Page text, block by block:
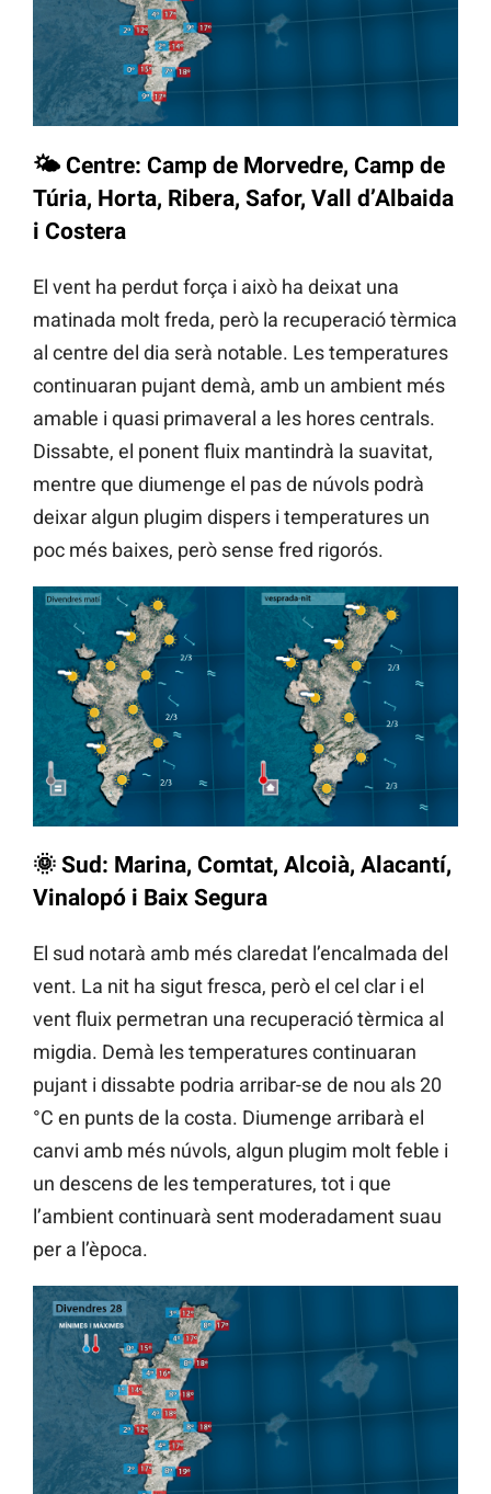
🌤️ Centre: Camp de Morvedre, Camp de
Túria, Horta, Ribera, Safor, Vall d’Albaida
i Costera
El vent ha perdut força i això ha deixat una
matinada molt freda, però la recuperació tèrmica
al centre del dia serà notable. Les temperatures
continuaran pujant demà, amb un ambient més
amable i quasi primaveral a les hores centrals.
Dissabte, el ponent fluix mantindrà la suavitat,
mentre que diumenge el pas de núvols podrà
deixar algun plugim dispers i temperatures un
poc més baixes, però sense fred rigorós.
🌞 Sud: Marina, Comtat, Alcoià, Alacantí,
Vinalopó i Baix Segura
El sud notarà amb més claredat l’encalmada del
vent. La nit ha sigut fresca, però el cel clar i el
vent fluix permetran una recuperació tèrmica al
migdia. Demà les temperatures continuaran
pujant i dissabte podria arribar-se de nou als 20
°C en punts de la costa. Diumenge arribarà el
canvi amb més núvols, algun plugim molt feble i
un descens de les temperatures, tot i que
l’ambient continuarà sent moderadament suau
per a l’època.